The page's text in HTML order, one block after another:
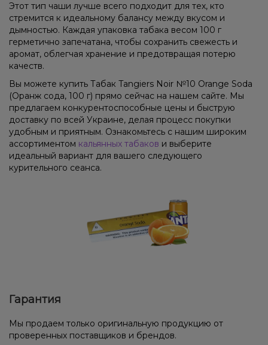
Этот тип чаши лучше всего подходит для тех, кто
стремится к идеальному балансу между вкусом и
дымностью. Каждая упаковка табака весом 100 г
герметично запечатана, чтобы сохранить свежесть и
аромат, облегчая хранение и предотвращая потерю
качеств.
Вы можете купить Табак Tangiers Noir №10 Orange Soda
(Оранж сода, 100 г) прямо сейчас на нашем сайте. Мы
предлагаем конкурентоспособные цены и быструю
доставку по всей Украине, делая процесс покупки
удобным и приятным. Ознакомьтесь с нашим широким
ассортиментом кальянных табаков и выберите
идеальный вариант для вашего следующего
курительного сеанса.
Гарантия
Мы продаем только оригинальную продукцию от
проверенных поставщиков и брендов.